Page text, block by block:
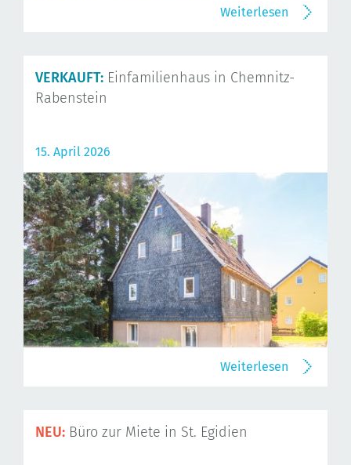
Weiterlesen
VERKAUFT: Einfamilienhaus in Chemnitz-
Rabenstein
15. April 2026
Weiterlesen
NEU: Büro zur Miete in St. Egidien